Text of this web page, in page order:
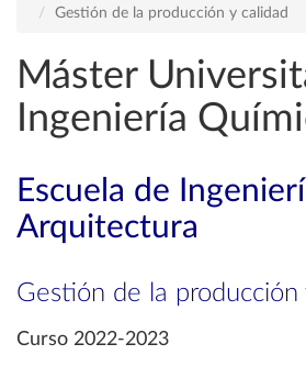
Gestión de la producción y calidad
Máster
Ingeniería
Escuela de
Arquitectura
Gestión de la producción
Curso 2022-2023